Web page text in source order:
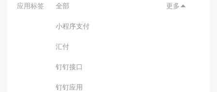
应用标签 全部
小程序支付
汇付
钉钉接口
钉钉应用
更多 